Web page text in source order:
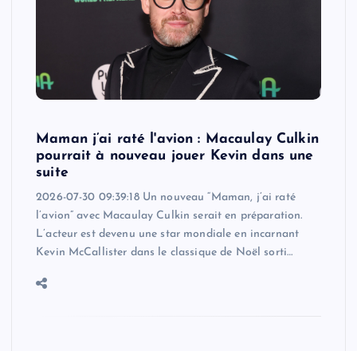
Maman j’ai raté l'avion : Macaulay Culkin
pourrait à nouveau jouer Kevin dans une
suite
2026-07-30 09:39:18 Un nouveau “Maman, j’ai raté
l’avion” avec Macaulay Culkin serait en préparation.
L’acteur est devenu une star mondiale en incarnant
Kevin McCallister dans le classique de Noël sorti…